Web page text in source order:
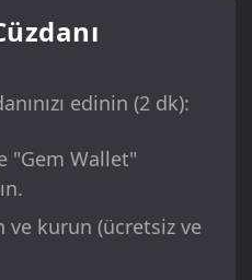
edinin (2 dk):
"Gem Wallet"
ve kurun (ücretsiz ve